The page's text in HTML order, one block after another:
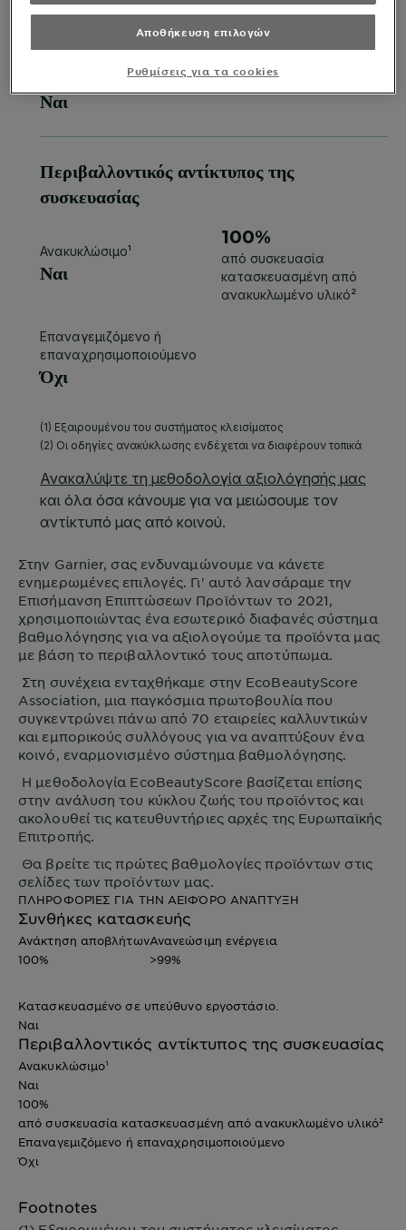
Στην Garnier, σας ενδυναμώνουμε να κάνετε
ενημερωμένες επιλογές. Γι' αυτό λανσάραμε την
Επισήμανση Επιπτώσεων Προϊόντων το 2021,
χρησιμοποιώντας ένα εσωτερικό διαφανές σύστημα
βαθμολόγησης για να αξιολογούμε τα προϊόντα μας
με βάση το περιβαλλοντικό τους αποτύπωμα.
Στη συνέχεια ενταχθήκαμε στην EcoBeautyScore
Association, μια παγκόσμια πρωτοβουλία που
συγκεντρώνει πάνω από 70 εταιρείες καλλυντικών
και εμπορικούς συλλόγους για να αναπτύξουν ένα
κοινό, εναρμονισμένο σύστημα βαθμολόγησης.
Η μεθοδολογία EcoBeautyScore βασίζεται επίσης
στην ανάλυση του κύκλου ζωής του προϊόντος και
ακολουθεί τις κατευθυντήριες αρχές της Ευρωπαϊκής
Επιτροπής.
Θα βρείτε τις πρώτες βαθμολογίες προϊόντων στις
σελίδες των προϊόντων μας.
ΠΛΗΡΟΦΟΡΊΕΣ ΓΙΑ ΤΗΝ ΑΕΙΦΌΡΟ ΑΝΆΠΤΥΞΗ
Συνθήκες κατασκευής
Ανάκτηση αποβλήτων
100%
Ανανεώσιμη ενέργεια
>99%
Κατασκευασμένο σε υπεύθυνο εργοστάσιο.
Ναι
Περιβαλλοντικός αντίκτυπος της συσκευασίας
Ανακυκλώσιμο¹
Ναι
100%
από συσκευασία κατασκευασμένη από ανακυκλωμένο υλικό²
Επαναγεμιζόμενο ή επαναχρησιμοποιούμενο
Όχι
Footnotes
Αποθήκευση επιλογών
Ρυθμίσεις για τα cookies